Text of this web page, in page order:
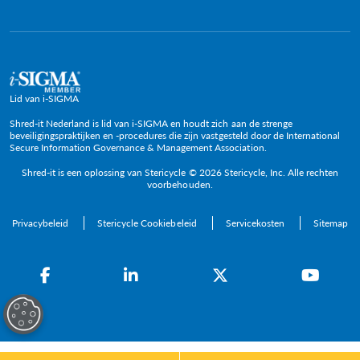
Lid van i-SIGMA
Shred-it Nederland is lid van i-SIGMA en houdt zich aan de strenge
beveiligingspraktijken en -procedures die zijn vastgesteld door de International
Secure Information Governance & Management Association.
Shred-it is een oplossing van Stericycle © 2026 Stericycle, Inc. Alle rechten
voorbehouden.
Privacybeleid Stericycle Cookiebeleid Servicekosten Sitemap